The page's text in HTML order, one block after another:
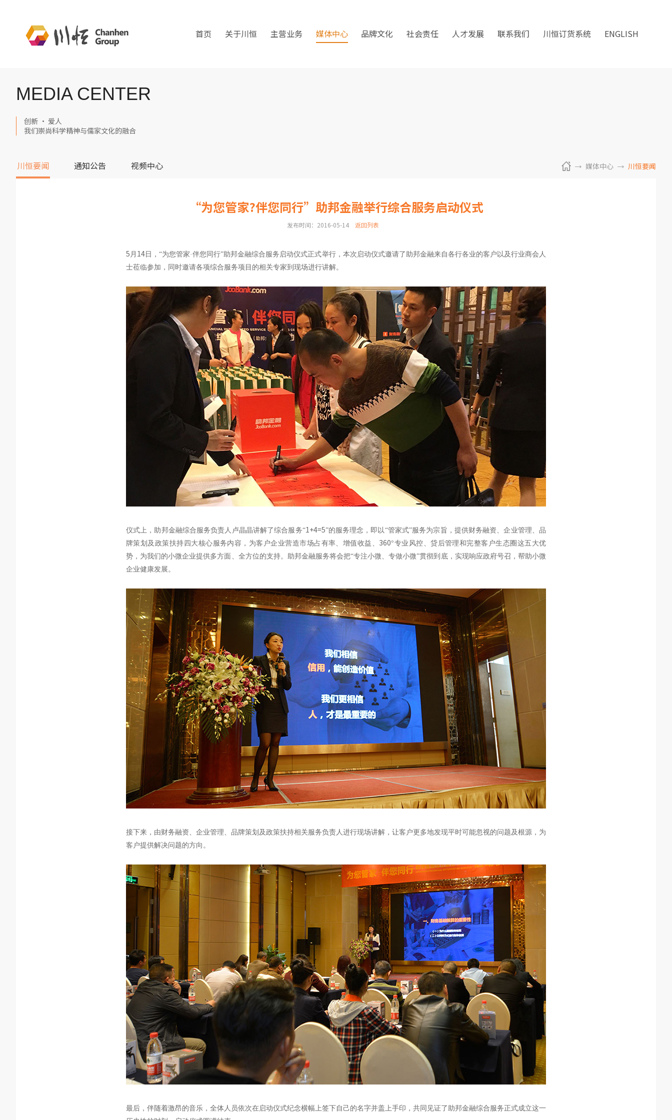
首页 关于川恒 主营业务 媒体中心 品牌文化 社会责任 人才发展 联系我们 川恒订货系统 ENGLISH
MEDIA CENTER
创新 · 爱人
我们崇尚科学精神与儒家文化的融合
川恒要闻 通知公告 视频中心 媒体中心 川恒要闻
“为您管家?伴您同行”助邦金融举行综合服务启动仪式
发布时间：2016-05-14 返回列表
5 月 14 日，“为您管家·伴您同行”助邦金融综合服务启动仪式正式举行，本次启动仪式邀请了助邦金融来自各行各业的客户以及行业商会人
士莅临参加，同时邀请各项综合服务项目的相关专家到现场进行讲解。
仪式上，助邦金融综合服务负责人卢晶晶讲解了综合服务“1+4=5”的服务理念，即以“管家式”服务为宗旨，提供财务融资、企业管理、品
牌策划及政策扶持四大核心服务内容，为客户企业营造市场占有率、增值收益、 360°专业风控、贷后管理和完整客户生态圈这五大优
势，为我们的小微企业提供多方面、全方位的支持。助邦金融服务将会把“专注小微、专做小微”贯彻到底，实现响应政府号召，帮助小微
企业健康发展。
接下来，由财务融资、企业管理、品牌策划及政策扶持相关服务负责人进行现场讲解，让客户更多地发现平时可能忽视的问题及根源，为
客户提供解决问题的方向。
最后，伴随着激昂的音乐，全体人员依次在启动仪式纪念横幅上签下自己的名字并盖上手印，共同见证了助邦金融综合服务正式成立这一